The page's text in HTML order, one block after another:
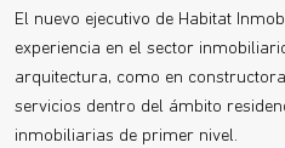
El nuevo ejecutivo de Habitat
experiencia en el sector
arquitectura, como en
servicios dentro del ámbito
inmobiliarias de primer nivel.